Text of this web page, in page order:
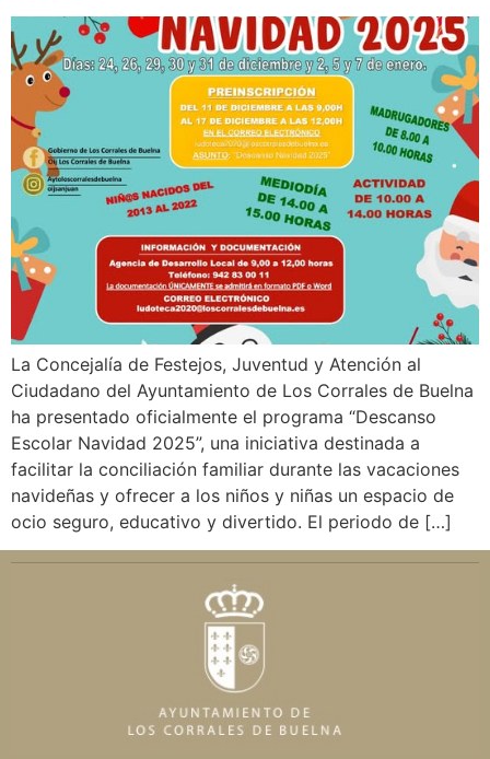
La Concejalía de Festejos, Juventud y Atención al
Ciudadano del Ayuntamiento de Los Corrales de Buelna
ha presentado oficialmente el programa “Descanso
Escolar Navidad 2025”, una iniciativa destinada a
facilitar la conciliación familiar durante las vacaciones
navideñas y ofrecer a los niños y niñas un espacio de
ocio seguro, educativo y divertido. El periodo de […]